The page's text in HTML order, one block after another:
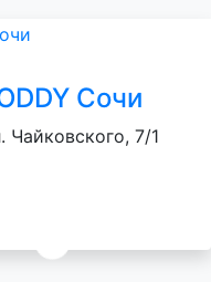
Сочи
Чайковского, 7/1